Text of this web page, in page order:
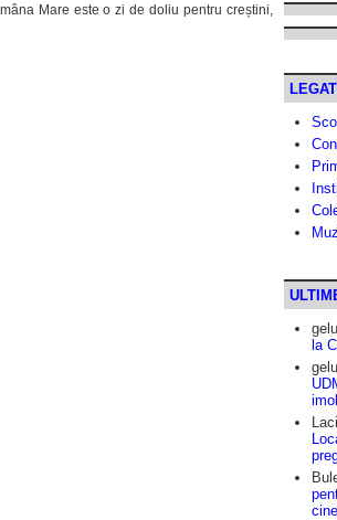
Mare este o zi de doliu pentru creștini,
gelu
la
gelu
Laci